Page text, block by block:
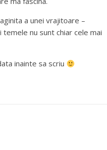
a unei vrajitoare –
nu sunt chiar cele mai
inainte sa scriu